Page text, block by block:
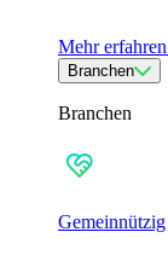
Mehr erfahren
Branchen
Branchen
Gemeinnützig